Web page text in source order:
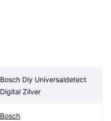
Bosch Diy Universaldetect
Digital Zilver
Bosch